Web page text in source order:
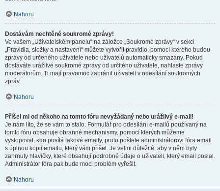
Nahoru
Dostávám nechtěné soukromé zprávy!
Ve vašem „Uživatelském panelu“ na záložce „Soukromé zprávy“ v sekci
„Pravidla, složky a nastavení“ můžete vytvořit pravidlo, pomocí kterého budou
zprávy od určeného uživatele nebo uživatelů automaticky smazány. Pokud
dostáváte urážlivé soukromé zprávy od určitého uživatele, nahlaste zprávy
moderátorům. Ti mají pravomoc zabránit uživateli v odesílání soukromých
zpráv.
Nahoru
Přišel mi od někoho na tomto fóru nevyžádaný nebo urážlivý e-mail!
Je nám líto, že se vám to stalo. Formulář pro odesílání e-mailů používaný na
tomto fóru obsahuje obranné mechanismy, pomocí kterých můžeme
vystopovat, kdo posílá takové emaily, proto pošlete administrátorovi fóra email
s úplnou kopií emailu, který vám přišel. Je velmi důležité, aby v něm byly
zahrnuty hlavičky, které obsahují podrobné údaje o uživateli, který email poslal.
Administrátor fóra pak bude moci problém vyřešit.
Nahoru